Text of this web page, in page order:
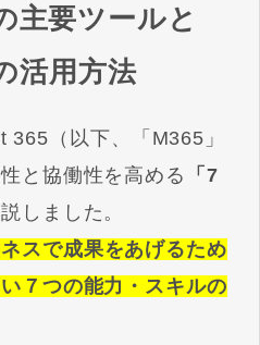
要ツールと
活用方法
（以下、「M365」
と協働性を高める
「7
しました。
スで成果をあげるため
７つの能力・スキルの